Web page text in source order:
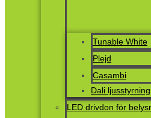
Tunable White
Plejd
Casambi
Dali ljusstyrning
LED drivdon för